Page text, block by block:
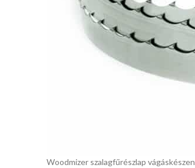
Woodmizer szalagfűrészlap vágáskészen